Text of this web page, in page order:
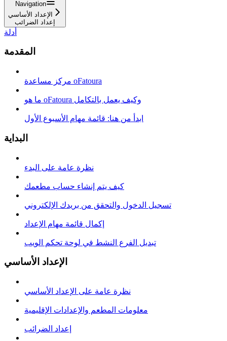
Navigation
الإعداد الأساسي
إعداد الضرائب
أدلة
المقدمة
مركز مساعدة oFatoura
ما هو oFatoura وكيف يعمل بالتكامل
ابدأ من هنا: قائمة مهام الأسبوع الأول
البداية
نظرة عامة على البدء
كيف يتم إنشاء حساب مطعمك
تسجيل الدخول والتحقق من بريدك الإلكتروني
إكمال قائمة مهام الإعداد
تبديل الفرع النشط في لوحة تحكم الويب
الإعداد الأساسي
نظرة عامة على الإعداد الأساسي
معلومات المطعم والإعدادات الإقليمية
إعداد الضرائب